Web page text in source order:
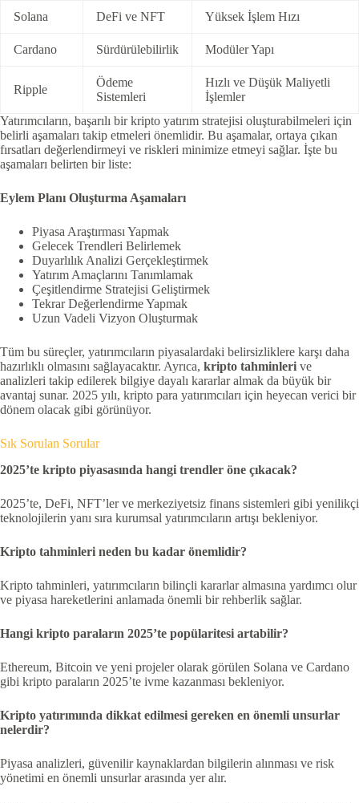
Solana DeFi ve NFT Yüksek İşlem Hızı
Cardano Sürdürülebilirlik Modüler Yapı
Ripple
Ödeme
Sistemleri
Hızlı ve Düşük Maliyetli
İşlemler
Yatırımcıların, başarılı bir kripto yatırım stratejisi oluşturabilmeleri için
belirli aşamaları takip etmeleri önemlidir. Bu aşamalar, ortaya çıkan
fırsatları değerlendirmeyi ve riskleri minimize etmeyi sağlar. İşte bu
aşamaları belirten bir liste:
Eylem Planı Oluşturma Aşamaları
Piyasa Araştırması Yapmak
Gelecek Trendleri Belirlemek
Duyarlılık Analizi Gerçekleştirmek
Yatırım Amaçlarını Tanımlamak
Çeşitlendirme Stratejisi Geliştirmek
Tekrar Değerlendirme Yapmak
Uzun Vadeli Vizyon Oluşturmak
Tüm bu süreçler, yatırımcıların piyasalardaki belirsizliklere karşı daha
hazırlıklı olmasını sağlayacaktır. Ayrıca, kripto tahminleri ve
analizleri takip edilerek bilgiye dayalı kararlar almak da büyük bir
avantaj sunar. 2025 yılı, kripto para yatırımcıları için heyecan verici bir
dönem olacak gibi görünüyor.
Sık Sorulan Sorular
2025’te kripto piyasasında hangi trendler öne çıkacak?
2025’te, DeFi, NFT’ler ve merkeziyetsiz finans sistemleri gibi yenilikçi
teknolojilerin yanı sıra kurumsal yatırımcıların artışı bekleniyor.
Kripto tahminleri neden bu kadar önemlidir?
Kripto tahminleri, yatırımcıların bilinçli kararlar almasına yardımcı olur
ve piyasa hareketlerini anlamada önemli bir rehberlik sağlar.
Hangi kripto paraların 2025’te popülaritesi artabilir?
Ethereum, Bitcoin ve yeni projeler olarak görülen Solana ve Cardano
gibi kripto paraların 2025’te ivme kazanması bekleniyor.
Kripto yatırımında dikkat edilmesi gereken en önemli unsurlar
nelerdir?
Piyasa analizleri, güvenilir kaynaklardan bilgilerin alınması ve risk
yönetimi en önemli unsurlar arasında yer alır.